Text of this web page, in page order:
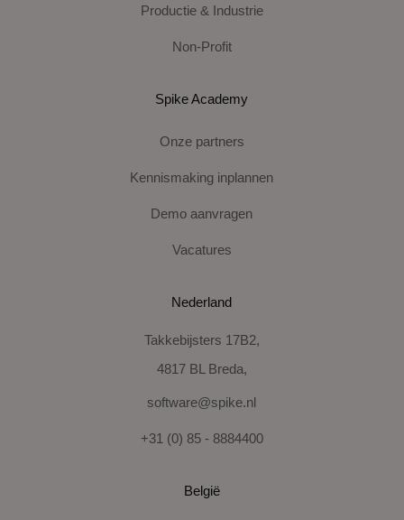
Productie & Industrie
Non-Profit
Spike Academy
Onze partners
Kennismaking inplannen
Demo aanvragen
Vacatures
Nederland
Takkebijsters 17B2,
4817 BL Breda,
software@spike.nl
+31 (0) 85 - 8884400
België